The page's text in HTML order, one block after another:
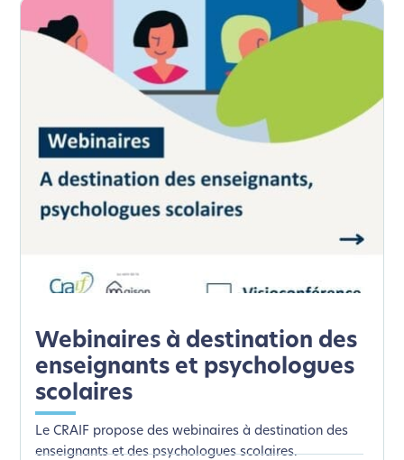
Webinaires à destination des
enseignants et psychologues
scolaires
Le CRAIF propose des webinaires à destination des
enseignants et des psychologues scolaires.